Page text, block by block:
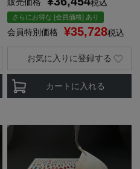
販売価格 税込
さらにお得な [会員価格] あり
会員特別価格 ¥35,728税込
カートに入れる
お気に入りに登録する